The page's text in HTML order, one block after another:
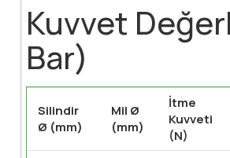
Kuvvet
Bar)
Silindir
Ø (mm)
Mil Ø
(mm)
İtme
Kuvveti
(N)